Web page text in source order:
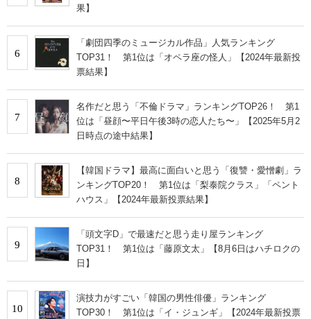
果】
6
「劇団四季のミュージカル作品」人気ランキング
TOP31！ 第1位は「オペラ座の怪人」【2024年最新投
票結果】
7
名作だと思う「不倫ドラマ」ランキングTOP26！ 第1
位は「昼顔〜平日午後3時の恋人たち〜」【2025年5月2
日時点の途中結果】
8
【韓国ドラマ】最高に面白いと思う「復讐・愛憎劇」ラ
ンキングTOP20！ 第1位は「梨泰院クラス」「ペント
ハウス」【2024年最新投票結果】
9
「頭文字D」で最速だと思う走り屋ランキング
TOP31！ 第1位は「藤原文太」【8月6日はハチロクの
日】
10
演技力がすごい「韓国の男性俳優」ランキング
TOP30！ 第1位は「イ・ジュンギ」【2024年最新投票